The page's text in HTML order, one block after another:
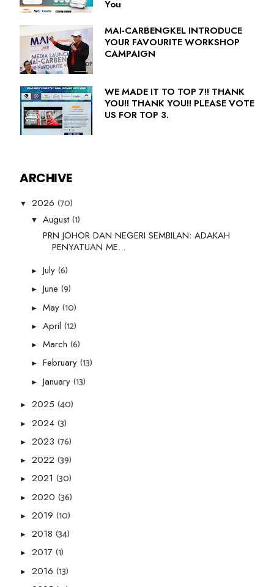
You
MAI-CARBENGKEL INTRODUCE
YOUR FAVOURITE WORKSHOP
CAMPAIGN
WE MADE IT TO TOP 7!! THANK
YOU!! THANK YOU!! PLEASE VOTE
US FOR TOP 3.
ARCHIVE
▼ 2026 (70)
▼ August(1)
PRN JOHOR DAN NEGERI SEMBILAN: ADAKAH
PENYATUAN ME...
► July (6)
► June (9)
► May (10)
► April (12)
► March (6)
► February (13)
► January (13)
► 2025 (40)
► 2024 (3)
► 2023 (76)
► 2022 (39)
► 2021 (30)
► 2020 (36)
► 2019 (10)
► 2018 (34)
► 2017 (1)
► 2016 (13)